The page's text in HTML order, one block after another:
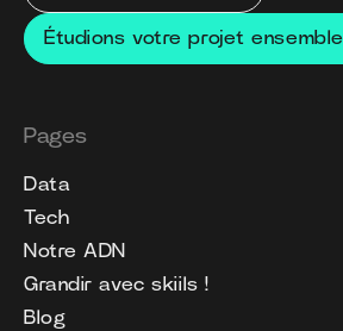
Étudions votre projet ensemble
Pages
Data
Tech
Notre ADN
Grandir avec skiils !
Blog